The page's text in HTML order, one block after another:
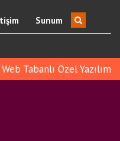
Sunum
Web Tabanlı Özel Yazılım